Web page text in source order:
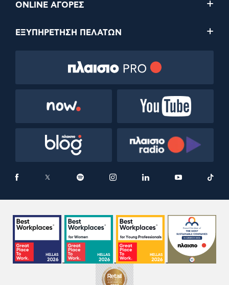
ONLINE ΑΓΟΡΕΣ
ΕΞΥΠΗΡΕΤΗΣΗ ΠΕΛΑΤΩΝ